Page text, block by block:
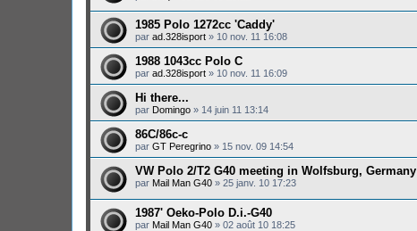
1985 Polo 1272cc 'Caddy'
par ad.328isport » 10 nov. 11 16:08
1988 1043cc Polo C
par ad.328isport » 10 nov. 11 16:09
Hi there...
par Domingo » 14 juin 11 13:14
86C/86c-c
par GT Peregrino » 15 nov. 09 14:54
VW Polo 2/T2 G40 meeting in Wolfsburg, Germany
par Mail Man G40 » 25 janv. 10 17:23
1987' Oeko-Polo D.i.-G40
par Mail Man G40 » 02 août 10 18:25